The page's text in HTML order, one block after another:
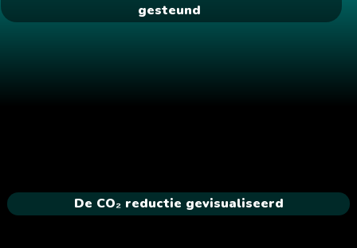
gesteund
De CO₂ reductie gevisualiseerd